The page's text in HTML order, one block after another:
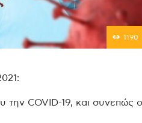
1190
την COVID-19, και συνεπώς ο